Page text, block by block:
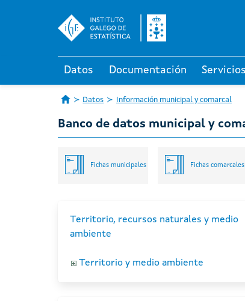
Datos Documentación Servicios
Datos Información municipal y comarcal
Banco de datos municipal y
Fichas municipales Fichas comarcales
Territorio, recursos naturales y medio
ambiente
Territorio y medio ambiente